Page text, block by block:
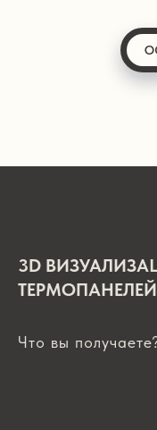
3D
ТЕРМОПАНЕЛЕЙ
Что вы